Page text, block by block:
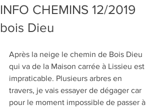
INFO CHEMINS 12/2019
bois Dieu
Après la neige le chemin de Bois Dieu
qui va de la Maison carrée à Lissieu est
impraticable. Plusieurs arbres en
travers, je vais essayer de dégager car
pour le moment impossible de passer à